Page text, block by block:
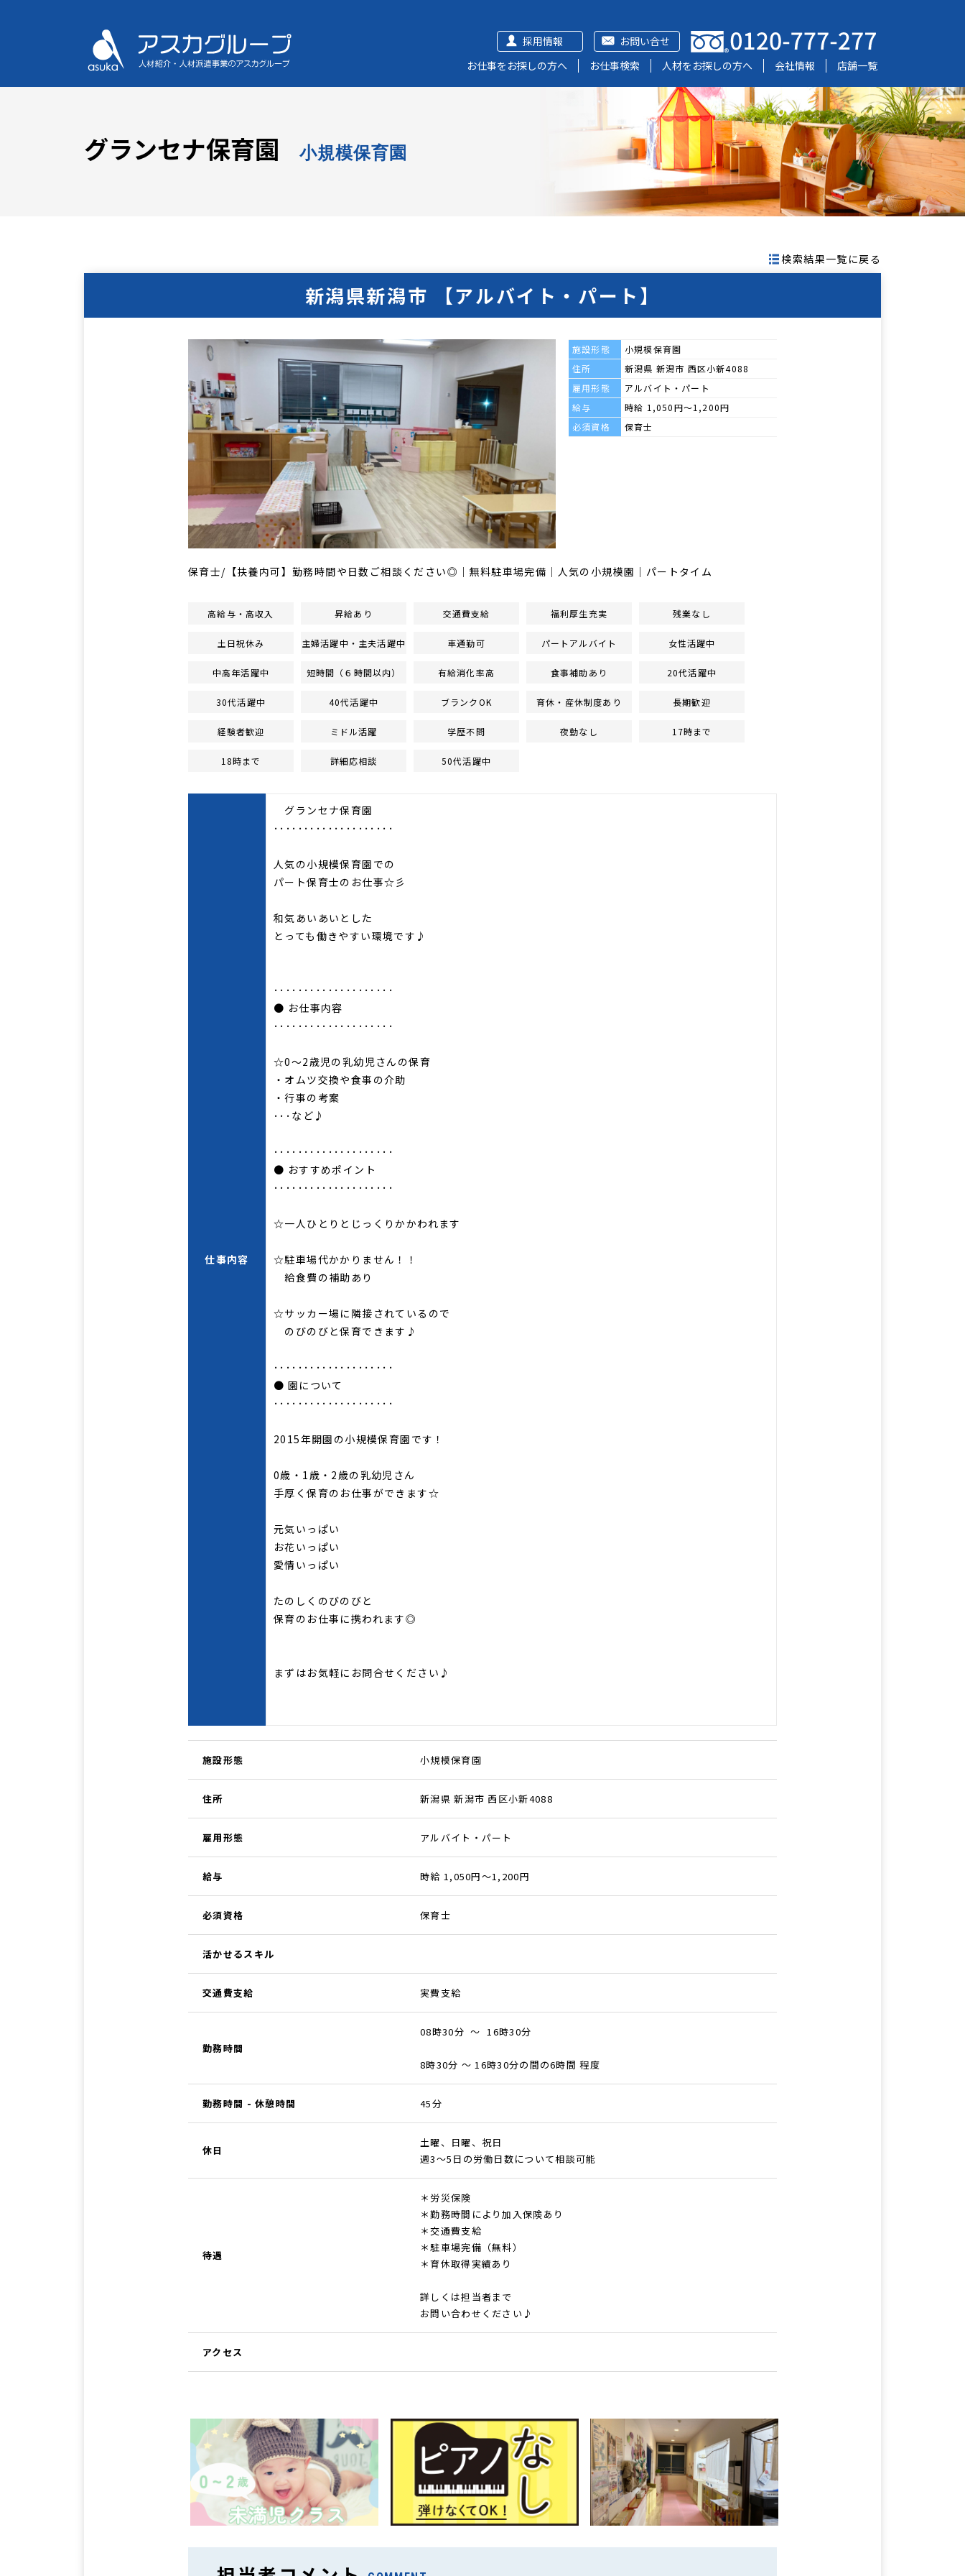
お問い合せ
採用情報
お仕事をお探しの方へ
お仕事検索 人材をお探しの方へ 会社情報 店舗一覧
グランセナ保育園 小規模保育園
検索結果一覧に戻る
新潟県新潟市 【アルバイト・パート】
施設形態
小規模保育園
住所
新潟県 新潟市 西区小新4088
雇用形態
アルバイト・パート
給与
時給 1,050円～1,200円
必須資格
保育士
保育士/【扶養内可】勤務時間や日数ご相談ください◎｜無料駐車場完備｜人気の小規模園｜パートタイム
高給与・高収入 昇給あり 交通費支給 福利厚生充実 残業なし
土日祝休み 主婦活躍中・主夫活躍中 車通勤可 パートアルバイト 女性活躍中
中高年活躍中 短時間（６時間以内） 有給消化率高 食事補助あり 20代活躍中
30代活躍中 40代活躍中 ブランクOK 育休・産休制度あり 長期歓迎
経験者歓迎 ミドル活躍 学歴不問 夜勤なし 17時まで
18時まで 詳細応相談 50代活躍中
仕事内容
グランセナ保育園
････････････････････
人気の小規模保育園での
パート保育士のお仕事☆彡
和気あいあいとした
とっても働きやすい環境です♪
････････････････････
● お仕事内容
････････････････････
☆0～2歳児の乳幼児さんの保育
・オムツ交換や食事の介助
・行事の考案
･･･など♪
････････････････････
● おすすめポイント
････････････････････
☆一人ひとりとじっくりかかわれます
☆駐車場代かかりません！！
給食費の補助あり
☆サッカー場に隣接されているので
のびのびと保育できます♪
････････････････････
● 園について
････････････････････
2015年開園の小規模保育園です！
0歳・1歳・2歳の乳幼児さん
手厚く保育のお仕事ができます☆
元気いっぱい
お花いっぱい
愛情いっぱい
たのしくのびのびと
保育のお仕事に携われます◎
まずはお気軽にお問合せください♪
施設形態 小規模保育園
住所 新潟県 新潟市 西区小新4088
雇用形態 アルバイト・パート
給与 時給 1,050円～1,200円
必須資格 保育士
活かせるスキル
交通費支給 実費支給
勤務時間
08時30分 ～ 16時30分
8時30分 ～ 16時30分の間の6時間 程度
勤務時間 - 休憩時間 45分
休日
土曜、日曜、祝日
週3～5日の労働日数について相談可能
待遇
＊労災保険
＊勤務時間により加入保険あり
＊交通費支給
＊駐車場完備（無料）
＊育休取得実績あり
詳しくは担当者まで
お問い合わせください♪
アクセス